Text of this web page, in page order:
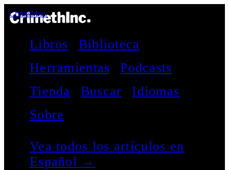
CrimethInc.
Libros
Biblioteca
Herramientas
Podcasts
Tienda
Buscar
Idiomas
Sobre
Vea todos los artículos en
Español →